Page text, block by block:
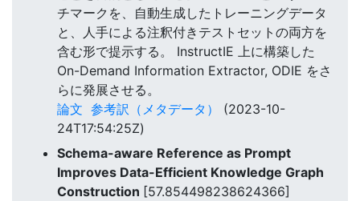
チマークを、自動生成したトレーニングデータ
と、人手による注釈付きテストセットの両方を
含む形で提示する。 InstructIE 上に構築した
On-Demand Information Extractor, ODIE をさ
らに発展させる。
論文 参考訳（メタデータ）
(2023-10-
24T17:54:25Z)
Schema-aware Reference as Prompt
Improves Data-Efficient Knowledge Graph
Construction [57.854498238624366]